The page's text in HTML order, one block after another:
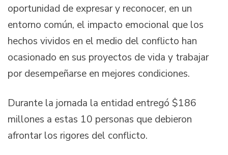
oportunidad de expresar y reconocer, en un
entorno común, el impacto emocional que los
hechos vividos en el medio del conflicto han
ocasionado en sus proyectos de vida y trabajar
por desempeñarse en mejores condiciones.
Durante la jornada la entidad entregó $186
millones a estas 10 personas que debieron
afrontar los rigores del conflicto.